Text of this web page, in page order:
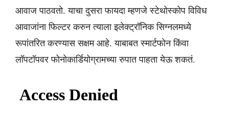
आवाज पाठवतो. याचा दुसरा फायदा म्हणजे स्टेथोस्कोप विविध
आवाजांना फिल्टर करुन त्याला इलेक्ट्रॉनिक सिग्नलमध्ये
रूपांतरित करण्यास सक्षम आहे. याबाबत स्मार्टफोन किंवा
लॉपटॉपवर फोनोकार्डियोग्रामच्या रुपात पाहता येऊ शकतं.